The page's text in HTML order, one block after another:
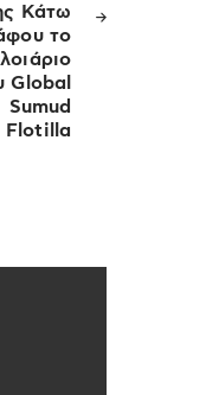
Κάτω
το
Global
Sumud
Flotilla